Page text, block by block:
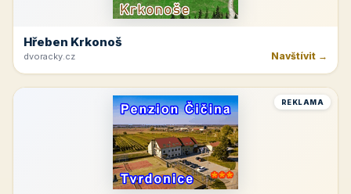
Hřeben Krkonoš
dvoracky.cz Navštívit →
REKLAMA